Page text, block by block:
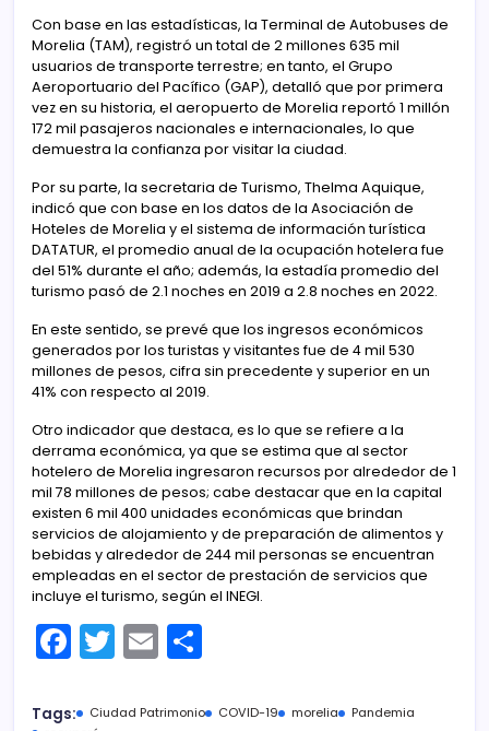
Con base en las estadísticas, la Terminal de Autobuses de
Morelia (TAM), registró un total de 2 millones 635 mil
usuarios de transporte terrestre; en tanto, el Grupo
Aeroportuario del Pacífico (GAP), detalló que por primera
vez en su historia, el aeropuerto de Morelia reportó 1 millón
172 mil pasajeros nacionales e internacionales, lo que
demuestra la confianza por visitar la ciudad.
Por su parte, la secretaria de Turismo, Thelma Aquique,
indicó que con base en los datos de la Asociación de
Hoteles de Morelia y el sistema de información turística
DATATUR, el promedio anual de la ocupación hotelera fue
del 51% durante el año; además, la estadía promedio del
turismo pasó de 2.1 noches en 2019 a 2.8 noches en 2022.
En este sentido, se prevé que los ingresos económicos
generados por los turistas y visitantes fue de 4 mil 530
millones de pesos, cifra sin precedente y superior en un
41% con respecto al 2019.
Otro indicador que destaca, es lo que se refiere a la
derrama económica, ya que se estima que al sector
hotelero de Morelia ingresaron recursos por alrededor de 1
mil 78 millones de pesos; cabe destacar que en la capital
existen 6 mil 400 unidades económicas que brindan
servicios de alojamiento y de preparación de alimentos y
bebidas y alrededor de 244 mil personas se encuentran
empleadas en el sector de prestación de servicios que
incluye el turismo, según el INEGI.
F
a
c
T
w
itt
E
m
ai m
Tags: Ciudad Patrimonio COVID-19 morelia
Pandemia